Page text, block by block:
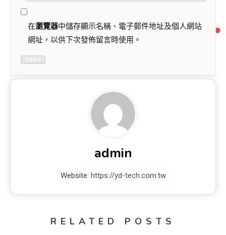
在瀏覽器中儲存顯示名稱、電子郵件地址及個人網站
網址，以供下次發佈留言時使用。
admin
Website: https://yd-tech.com.tw
RELATED POSTS